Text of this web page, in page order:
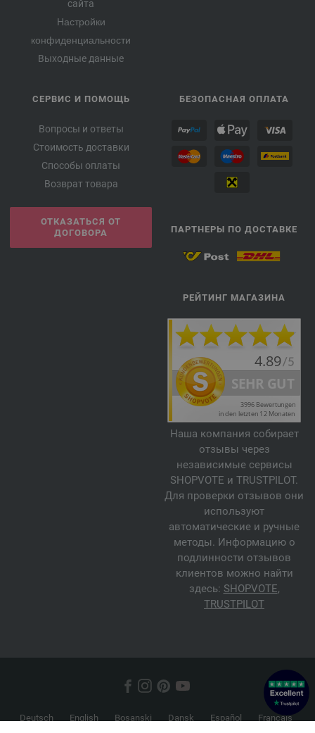
сайта
Настройки
конфиденциальности
Выходные данные
СЕРВИС И ПОМОЩЬ
Вопросы и ответы
Стоимость доставки
Способы оплаты
Возврат товара
ОТКАЗАТЬСЯ ОТ
ДОГОВОРА
БЕЗОПАСНАЯ ОПЛАТА
ПАРТНЕРЫ ПО ДОСТАВКЕ
РЕЙТИНГ МАГАЗИНА
Наша компания собирает
отзывы через
независимые сервисы
SHOPVOTE и TRUSTPILOT.
Для проверки отзывов они
используют
автоматические и ручные
методы. Информацию о
подлинности отзывов
клиентов можно найти
здесь: SHOPVOTE,
TRUSTPILOT
Deutsch English Bosanski Dansk Español
Français